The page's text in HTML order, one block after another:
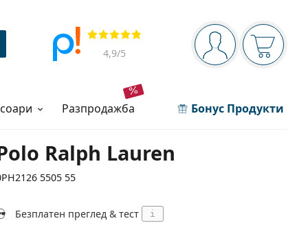
Navigation panel
Вие сте вписани
Прегледи
4,9/5
разпродажба Бонус Продукти
Ralph Lauren
5505 55
Безплатен преглед & тест i